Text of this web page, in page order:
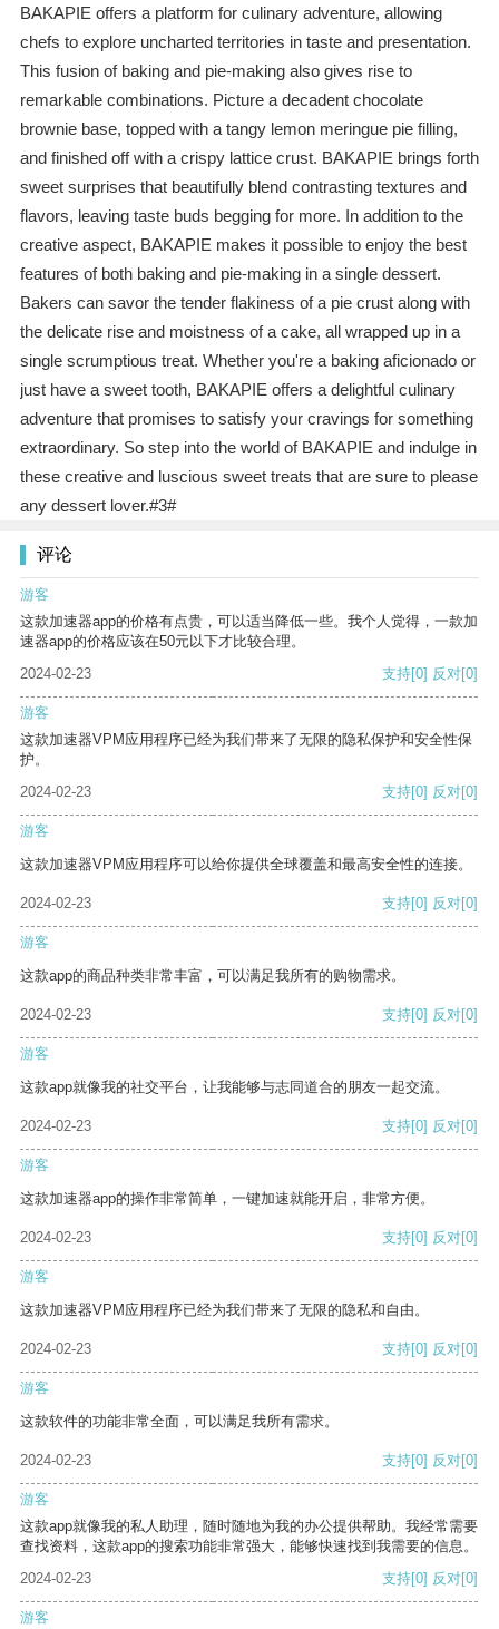
BAKAPIE offers a platform for culinary adventure, allowing
chefs to explore uncharted territories in taste and presentation.
This fusion of baking and pie-making also gives rise to
remarkable combinations. Picture a decadent chocolate
brownie base, topped with a tangy lemon meringue pie filling,
and finished off with a crispy lattice crust. BAKAPIE brings forth
sweet surprises that beautifully blend contrasting textures and
flavors, leaving taste buds begging for more. In addition to the
creative aspect, BAKAPIE makes it possible to enjoy the best
features of both baking and pie-making in a single dessert.
Bakers can savor the tender flakiness of a pie crust along with
the delicate rise and moistness of a cake, all wrapped up in a
single scrumptious treat. Whether you're a baking aficionado or
just have a sweet tooth, BAKAPIE offers a delightful culinary
adventure that promises to satisfy your cravings for something
extraordinary. So step into the world of BAKAPIE and indulge in
these creative and luscious sweet treats that are sure to please
any dessert lover.#3#
评论
游客
这款加速器app的价格有点贵，可以适当降低一些。我个人觉得，一款加
速器app的价格应该在50元以下才比较合理。
2024-02-23
支持[0] 反对[0]
游客
这款加速器VPM应用程序已经为我们带来了无限的隐私保护和安全性保
护。
2024-02-23
支持[0] 反对[0]
游客
这款加速器VPM应用程序可以给你提供全球覆盖和最高安全性的连接。
2024-02-23 支持[0] 反对[0]
游客
这款app的商品种类非常丰富，可以满足我所有的购物需求。
2024-02-23 支持[0] 反对[0]
游客
这款app就像我的社交平台，让我能够与志同道合的朋友一起交流。
2024-02-23 支持[0] 反对[0]
游客
这款加速器app的操作非常简单，一键加速就能开启，非常方便。
2024-02-23 支持[0] 反对[0]
游客
这款加速器VPM应用程序已经为我们带来了无限的隐私和自由。
2024-02-23 支持[0] 反对[0]
游客
这款软件的功能非常全面，可以满足我所有需求。
2024-02-23 支持[0] 反对[0]
游客
这款app就像我的私人助理，随时随地为我的办公提供帮助。我经常需要
查找资料，这款app的搜索功能非常强大，能够快速找到我需要的信息。
2024-02-23
支持[0] 反对[0]
游客